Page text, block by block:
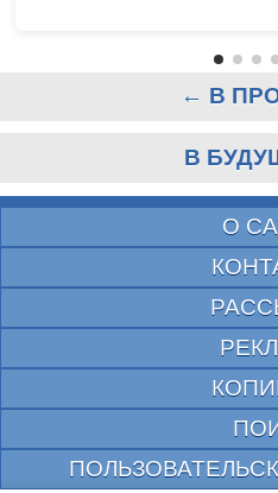
← В
В
О